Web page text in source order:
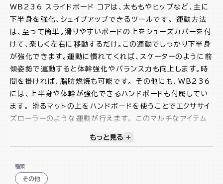
WB236 スライドボード コアは、太ももやヒップなど、主に
下半身を強化、シェイプアップできるツールです。 運動方法
は、至って簡単。滑りやすいボードの上をシューズカバーを付
けて、楽しく左右に移動するだけ。この運動でしっかり下半身
が強化できます。運動に慣れてくれば、スケーターのように前
傾姿勢で運動すると体幹強化やバランス力も向上します。時
間を掛ければ、脂肪燃焼も可能です。 その他にも、WB236
には、上半身や体幹が強化できるハンドボードも付属してい
ます。 滑るマットの上をハンドボードを使うことでエクササイ
ズローラーのような運動が行えます。 このマルチなアイテム
収納バッグ付
視覚的に非表示のコンテンツを
もっと見る
種類
その他